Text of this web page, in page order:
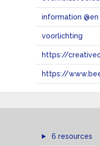
information @en
voorlichting
https://
https://
6 resources